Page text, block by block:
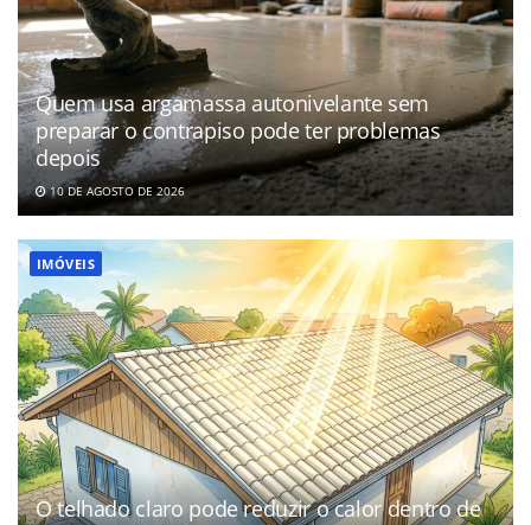
Quem usa argamassa autonivelante sem
preparar o contrapiso pode ter problemas
depois
10 DE AGOSTO DE 2026
IMÓVEIS
O telhado claro pode reduzir o calor dentro de